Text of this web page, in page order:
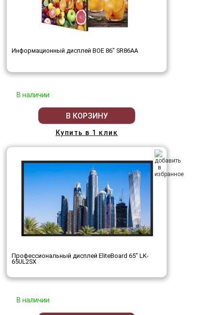
Информационный дисплей BOE 86" SR86AA
В наличии
В КОРЗИНУ
Купить в 1 клик
Профессиональный дисплей EliteBoard 65" LK-
65UL2SX
В наличии